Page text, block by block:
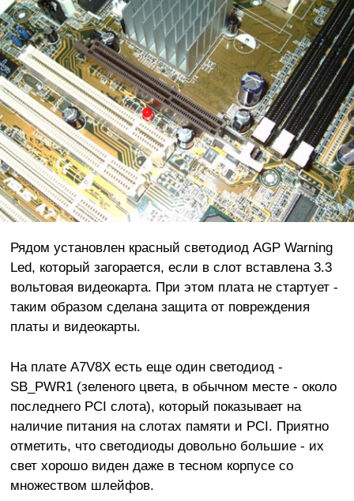
Рядом установлен красный светодиод AGP Warning
Led, который загорается, если в слот вставлена 3.3
вольтовая видеокарта. При этом плата не стартует -
таким образом сделана защита от повреждения
платы и видеокарты.
На плате A7V8X есть еще один светодиод -
SB_PWR1 (зеленого цвета, в обычном месте - около
последнего PCI слота), который показывает на
наличие питания на слотах памяти и PCI. Приятно
отметить, что светодиоды довольно большие - их
свет хорошо виден даже в тесном корпусе со
множеством шлейфов.